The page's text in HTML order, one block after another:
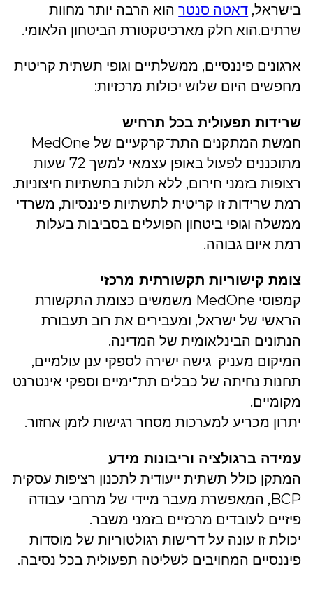
בישראל, דאטה סנטרהוא הרבה יותר מחוות
שרתים.הוא חלק מארכיטקטורת הביטחון הלאומי.
ארגונים פיננסיים, ממשלתיים וגופי תשתית קריטית
מחפשים היום שלוש יכולות מרכזיות:
שרידות תפעולית בכל תרחיש
חמשת המתקנים התת־קרקעיים של MedOne
מתוכננים לפעול באופן עצמאי למשך 72 שעות
רצופות בזמני חירום, ללא תלות בתשתיות חיצוניות.
רמת שרידות זו קריטית לתשתיות פיננסיות, משרדי
ממשלה וגופי ביטחון הפועלים בסביבות בעלות
רמת איום גבוהה.
צומת קישוריות תקשורתית מרכזי
קמפוסי MedOne משמשים כצומת התקשורת
הראשי של ישראל, ומעבירים את רוב תעבורת
הנתונים הבינלאומית של המדינה.
המיקום מעניק גישה ישירה לספקי ענן עולמיים,
תחנות נחיתה של כבלים תת־ימיים וספקי אינטרנט
מקומיים.
יתרון מכריע למערכות מסחר רגישות לזמן אחזור.
עמידה ברגולציה וריבונות מידע
המתקן כולל תשתית ייעודית לתכנון רציפות עסקית
BCP, המאפשרת מעבר מיידי של מרחבי עבודה
פיזיים לעובדים מרכזיים בזמני משבר.
יכולת זו עונה על דרישות רגולטוריות של מוסדות
פיננסיים המחויבים לשליטה תפעולית בכל נסיבה.